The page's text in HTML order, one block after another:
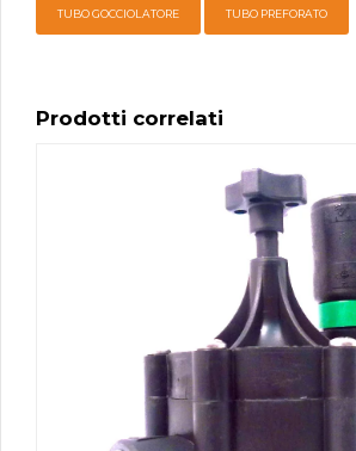
TUBO GOCCIOLATORE TUBO PREFORATO
Prodotti correlati